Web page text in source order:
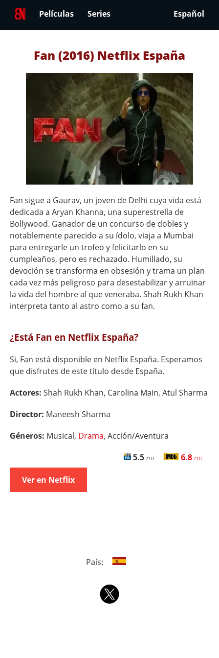
Películas Series Español
Fan (2016) Netflix España
Fan sigue a Gaurav, un joven de Delhi cuya vida está
dedicada a Aryan Khanna, una superestrella de
Bollywood. Ganador de un concurso de dobles y
notablemente parecido a su ídolo, viaja a Mumbai
para entregarle un trofeo y felicitarlo en su
cumpleaños, pero es rechazado. Humillado, su
devoción se transforma en obsesión y trama un plan
cada vez más peligroso para desestabilizar y arruinar
la vida del hombre al que veneraba. Shah Rukh Khan
interpreta tanto al astro como a su fan.
¿Está Fan en Netflix España?
Si, Fan está disponible en Netflix España. Esperamos
que disfrutes de este título desde España.
Actores: Shah Rukh Khan, Carolina Main, Atul Sharma
Director: Maneesh Sharma
Géneros: Musical, Drama, Acción/Aventura
5.5 /10 6.8 /10
Ver en Netflix
País: